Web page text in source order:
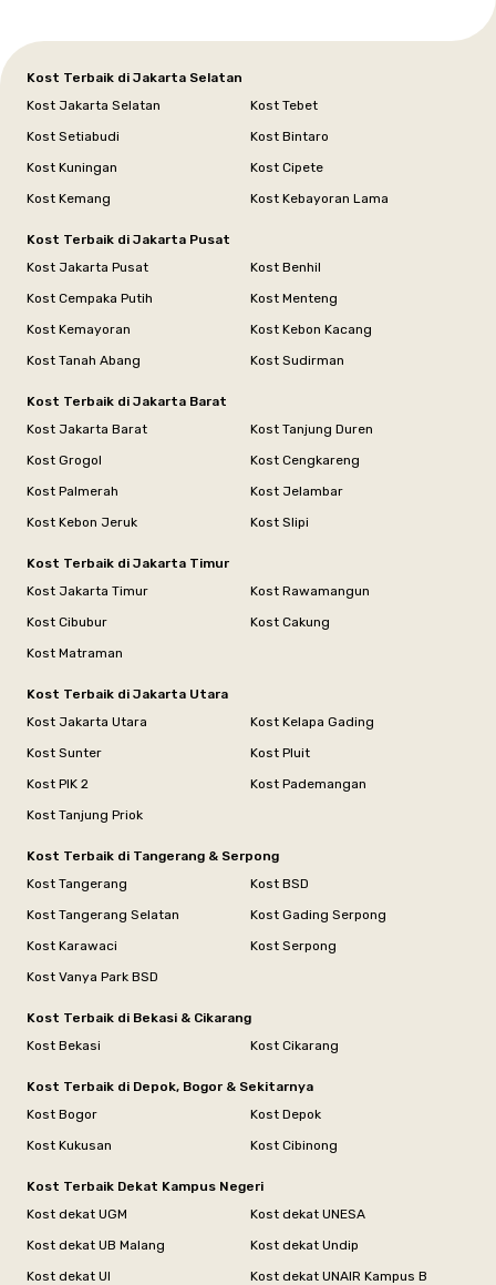
Kost Terbaik di Jakarta Selatan
Kost Jakarta Selatan
Kost Tebet
Kost Setiabudi
Kost Bintaro
Kost Kuningan
Kost Cipete
Kost Kemang
Kost Kebayoran Lama
Kost Terbaik di Jakarta Pusat
Kost Jakarta Pusat
Kost Benhil
Kost Cempaka Putih
Kost Menteng
Kost Kemayoran
Kost Kebon Kacang
Kost Tanah Abang
Kost Sudirman
Kost Terbaik di Jakarta Barat
Kost Jakarta Barat
Kost Tanjung Duren
Kost Grogol
Kost Cengkareng
Kost Palmerah
Kost Jelambar
Kost Kebon Jeruk
Kost Slipi
Kost Terbaik di Jakarta Timur
Kost Jakarta Timur
Kost Rawamangun
Kost Cibubur
Kost Cakung
Kost Matraman
Kost Terbaik di Jakarta Utara
Kost Jakarta Utara
Kost Kelapa Gading
Kost Sunter
Kost Pluit
Kost PIK 2
Kost Pademangan
Kost Tanjung Priok
Kost Terbaik di Tangerang & Serpong
Kost Tangerang
Kost BSD
Kost Tangerang Selatan
Kost Gading Serpong
Kost Karawaci
Kost Serpong
Kost Vanya Park BSD
Kost Terbaik di Bekasi & Cikarang
Kost Bekasi
Kost Cikarang
Kost Terbaik di Depok, Bogor & Sekitarnya
Kost Bogor
Kost Depok
Kost Kukusan
Kost Cibinong
Kost Terbaik Dekat Kampus Negeri
Kost dekat UGM
Kost dekat UNESA
Kost dekat UB Malang
Kost dekat Undip
Kost dekat UI
Kost dekat UNAIR Kampus B